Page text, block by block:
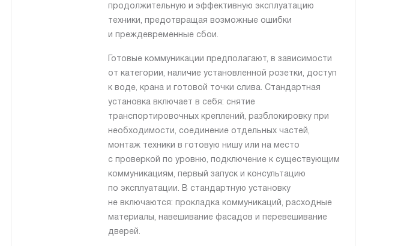
продолжительную и эффективную эксплуатацию
техники, предотвращая возможные ошибки
и преждевременные сбои.
Готовые коммуникации предполагают, в зависимости
от категории, наличие установленной розетки, доступ
к воде, крана и готовой точки слива. Стандартная
установка включает в себя: снятие
транспортировочных креплений, разблокировку при
необходимости, соединение отдельных частей,
монтаж техники в готовую нишу или на место
с проверкой по уровню, подключение к существующим
коммуникациям, первый запуск и консультацию
по эксплуатации. В стандартную установку
не включаются: прокладка коммуникаций, расходные
материалы, навешивание фасадов и перевешивание
дверей.